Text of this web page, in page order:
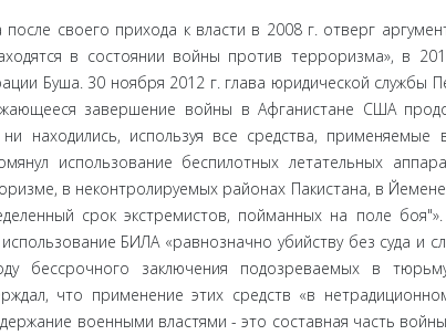
своего при­хода к власти в 2008 г. отверг
в состоянии войны против терроризма», в
Буша. 30 ноября 2012 г. глава юридической службы
завершение войны в Афганистане США
находились, используя все сред­ства, применяемые
использование беспилотных лета­тельных
в неконтролируемых районах Паки­стана, в Йемене
срок экстремистов, пойманных на поле
БИЛА «равнозначно убийству без суда и
бессрочного заключения подозреваемых в
что применение этих средств «в
военными властями - это составная часть